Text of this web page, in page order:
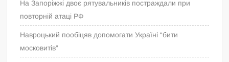
На Запоріжжі двоє рятувальників постраждали при
повторній атаці РФ
Навроцький пообіцяв допомогати Україні “бити
московитів”